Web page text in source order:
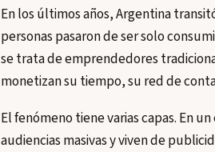
En los últimos años, Argentina
personas pasaron de ser solo
se trata de emprendedores
monetizan su tiempo, su red de
El fenómeno tiene varias capas. En
audiencias masivas y viven de